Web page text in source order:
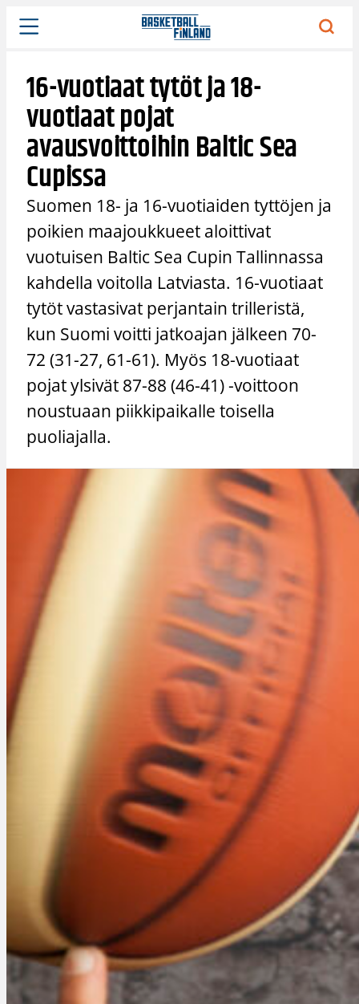
Siirry
sisältöön
16-vuotiaat tytöt ja 18-
vuotiaat pojat
avausvoittoihin Baltic Sea
Cupissa
Suomen 18- ja 16-vuotiaiden tyttöjen ja
poikien maajoukkueet aloittivat
vuotuisen Baltic Sea Cupin Tallinnassa
kahdella voitolla Latviasta. 16-vuotiaat
tytöt vastasivat perjantain trilleristä,
kun Suomi voitti jatkoajan jälkeen 70-
72 (31-27, 61-61). Myös 18-vuotiaat
pojat ylsivät 87-88 (46-41) -voittoon
noustuaan piikkipaikalle toisella
puoliajalla.